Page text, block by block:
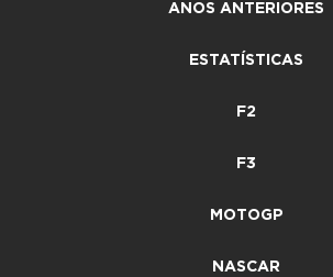
ANOS ANTERIORES
ESTATÍSTICAS
F2
F3
MOTOGP
NASCAR